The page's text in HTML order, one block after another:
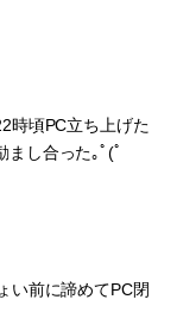
時頃PC立ち上げた
まし合った｡ﾟ(ﾟ
い前に諦めてPC閉